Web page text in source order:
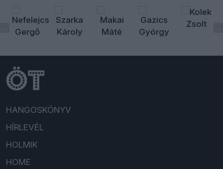
HANGOSKÖNYV
HÍRLEVÉL
HOLMIK
HOME